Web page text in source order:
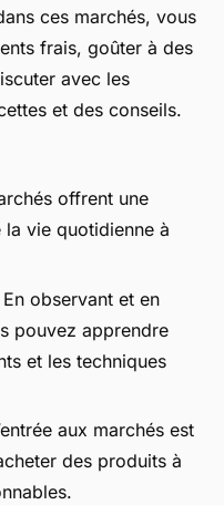
ces marchés, vous
frais, goûter à des
avec les
et des conseils.
offrent une
vie quotidienne à
En observant et en
pouvez apprendre
et les techniques
aux marchés est
des produits à